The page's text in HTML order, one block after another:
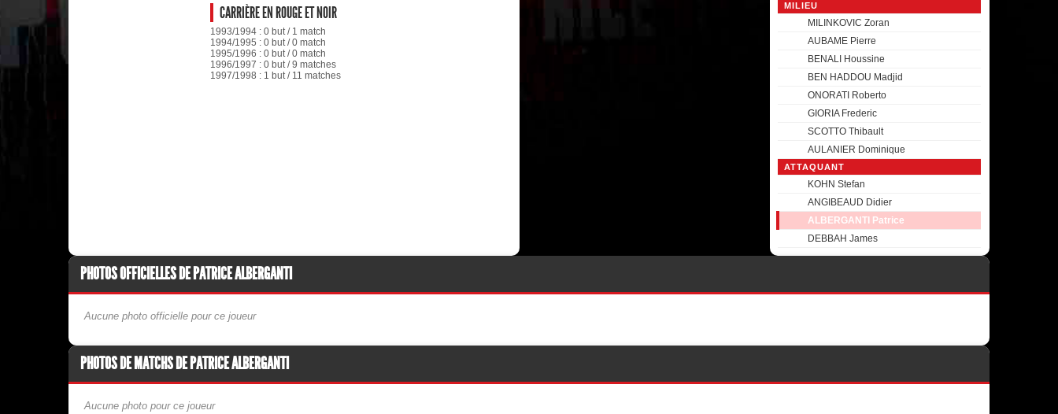
CARRIÈRE EN ROUGE ET NOIR
1993/1994 : 0 but / 1 match
1994/1995 : 0 but / 0 match
1995/1996 : 0 but / 0 match
1996/1997 : 0 but / 9 matches
1997/1998 : 1 but / 11 matches
MILIEU
MILINKOVIC Zoran
AUBAME Pierre
BENALI Houssine
BEN HADDOU Madjid
ONORATI Roberto
GIORIA Frederic
SCOTTO Thibault
AULANIER Dominique
ATTAQUANT
KOHN Stefan
ANGIBEAUD Didier
ALBERGANTI Patrice
DEBBAH James
PHOTOS OFFICIELLES DE PATRICE ALBERGANTI
Aucune photo officielle pour ce joueur
PHOTOS DE MATCHS DE PATRICE ALBERGANTI
Aucune photo pour ce joueur